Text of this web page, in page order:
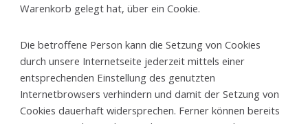
Warenkorb gelegt hat, über ein Cookie.
Die betroffene Person kann die Setzung von Cookies
durch unsere Internetseite jederzeit mittels einer
entsprechenden Einstellung des genutzten
Internetbrowsers verhindern und damit der Setzung von
Cookies dauerhaft widersprechen. Ferner können bereits